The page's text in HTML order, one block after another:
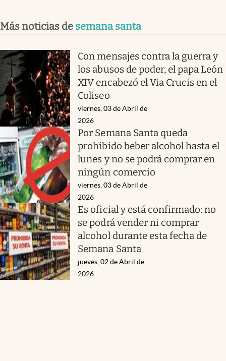
Más noticias de semana santa
Con mensajes contra la guerra y
los abusos de poder, el papa León
XIV encabezó el Via Crucis en el
Coliseo
viernes, 03 de Abril de
2026
Por Semana Santa queda
prohibido beber alcohol hasta el
lunes y no se podrá comprar en
ningún comercio
viernes, 03 de Abril de
2026
Es oficial y está confirmado: no
se podrá vender ni comprar
alcohol durante esta fecha de
Semana Santa
jueves, 02 de Abril de
2026